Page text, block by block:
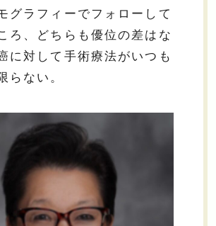
グラフィーでフォローして
ろ、どちらも優位の差はな
に対して手術療法がいつも
らない。